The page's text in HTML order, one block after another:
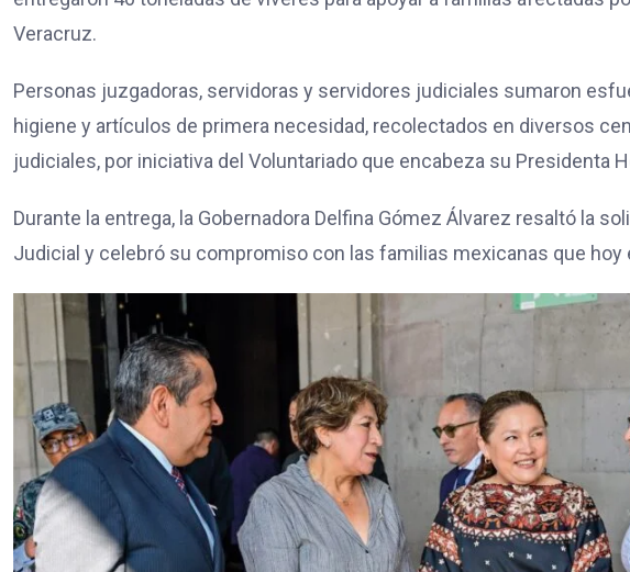
Veracruz.
Personas juzgadoras, servidoras y servidores judiciales sumaron
higiene y artículos de primera necesidad, recolectados en diversos
judiciales, por iniciativa del Voluntariado que encabeza su Presidenta
Durante la entrega, la Gobernadora Delfina Gómez Álvarez resaltó la
Judicial y celebró su compromiso con las familias mexicanas que hoy